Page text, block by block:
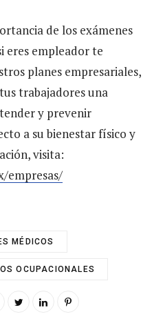
de los exámenes
eres empleador te
planes empresariales,
trabajadores una
y prevenir
a su bienestar físico y
visita:
empresas/
MÉDICOS
OCUPACIONALES